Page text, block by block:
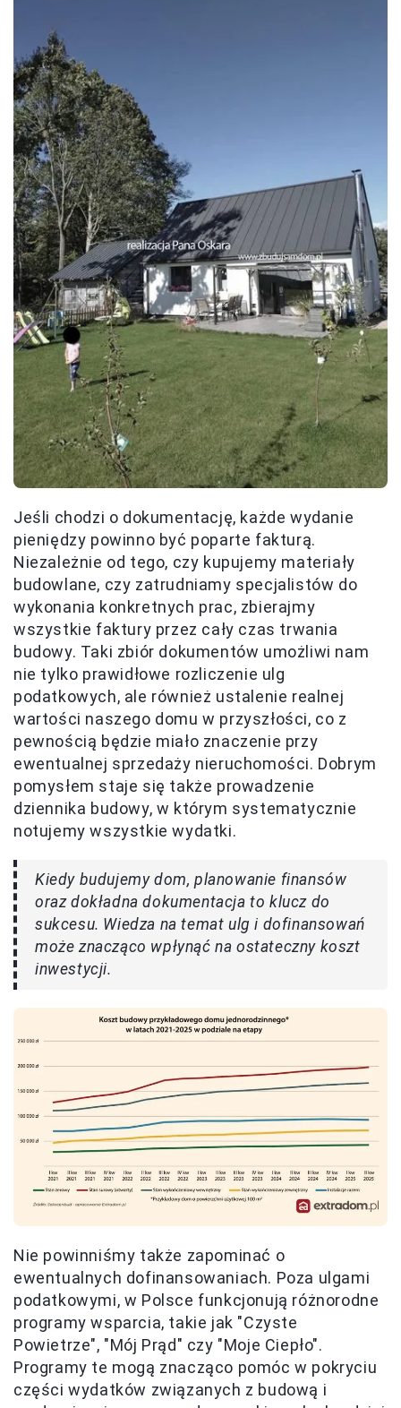
Jeśli chodzi o dokumentację, każde wydanie
pieniędzy powinno być poparte fakturą.
Niezależnie od tego, czy kupujemy materiały
budowlane, czy zatrudniamy specjalistów do
wykonania konkretnych prac, zbierajmy
wszystkie faktury przez cały czas trwania
budowy. Taki zbiór dokumentów umożliwi nam
nie tylko prawidłowe rozliczenie ulg
podatkowych, ale również ustalenie realnej
wartości naszego domu w przyszłości, co z
pewnością będzie miało znaczenie przy
ewentualnej sprzedaży nieruchomości. Dobrym
pomysłem staje się także prowadzenie
dziennika budowy, w którym systematycznie
notujemy wszystkie wydatki.
Kiedy budujemy dom, planowanie finansów
oraz dokładna dokumentacja to klucz do
sukcesu. Wiedza na temat ulg i dofinansowań
może znacząco wpłynąć na ostateczny koszt
inwestycji.
Nie powinniśmy także zapominać o
ewentualnych dofinansowaniach. Poza ulgami
podatkowymi, w Polsce funkcjonują różnorodne
programy wsparcia, takie jak "Czyste
Powietrze", "Mój Prąd" czy "Moje Ciepło".
Programy te mogą znacząco pomóc w pokryciu
części wydatków związanych z budową i